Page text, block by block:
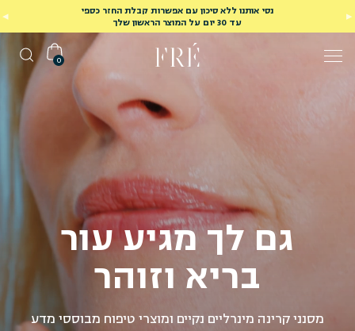
נסי אותנו ללא סיכון עם אפשרות קבלת החזר כספי
עד 30 יום על המוצר הראשון שלך
0
גם לך מגיע עור
בריא וזוהר
מסנני קרינה מינרליים נקיים ומוצרי טיפוח מבוססי מדע